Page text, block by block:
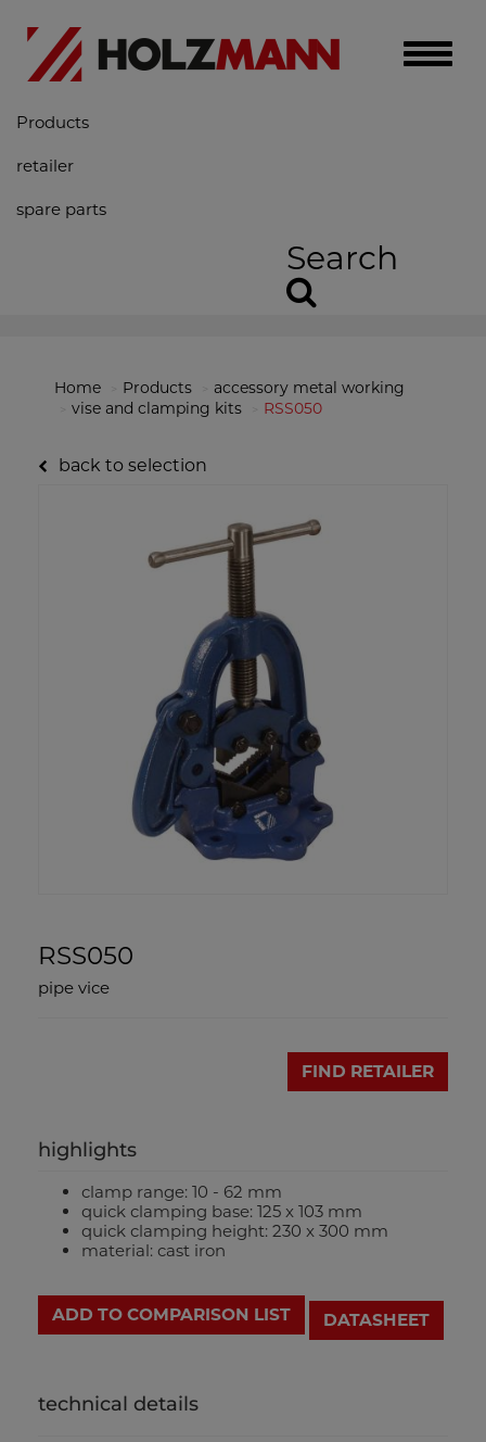
Toggle
Products
retailer
spare parts
Search
Home Products
accessory metal working
vise and clamping kits
RSS050
back to selection
RSS050
pipe vice
FIND RETAILER
highlights
clamp range: 10 - 62 mm
quick clamping base: 125 x 103 mm
quick clamping height: 230 x 300 mm
material: cast iron
ADD TO COMPARISON LIST DATASHEET
technical details